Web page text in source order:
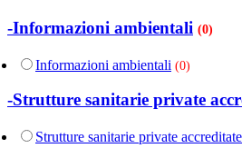
-Informazioni ambientali (0)
Informazioni ambientali (0)
-Strutture sanitarie private
Strutture sanitarie private accreditate